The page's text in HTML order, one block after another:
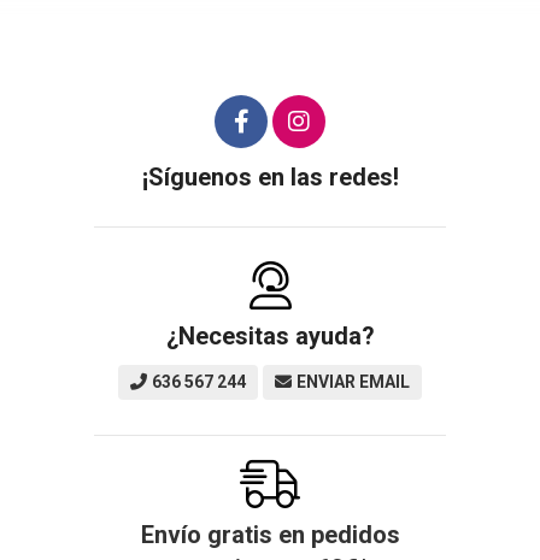
¡Síguenos en las redes!
¿Necesitas ayuda?
636 567 244 ENVIAR EMAIL
Envío gratis en pedidos